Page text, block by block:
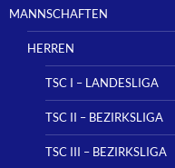
MANNSCHAFTEN
HERREN
TSC I – LANDESLIGA
TSC II – BEZIRKSLIGA
TSC III – BEZIRKSLIGA